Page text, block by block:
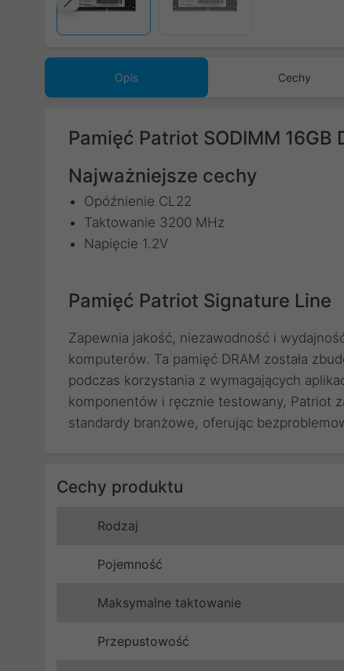
Poprzedni
Opis Cechy
Pamięć Patriot SODIMM
Najważniejsze cechy
Opóźnienie CL22
Taktowanie 3200 MHz
Napięcie 1.2V
Pamięć Patriot Signature Line
Zapewnia jakość, niezawodność i
komputerów. Ta pamięć DRAM została
podczas korzystania z wymagających
komponentów i ręcznie testowany, Patriot
standardy branżowe, oferując
Cechy produktu
Rodzaj
Pojemność
Maksymalne taktowanie
Przepustowość